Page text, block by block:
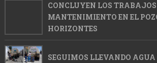
CONCLUYEN LOS TRABAJOS
MANTENIMIENTO EN EL
HORIZONTES
SEGUIMOS LLEVANDO